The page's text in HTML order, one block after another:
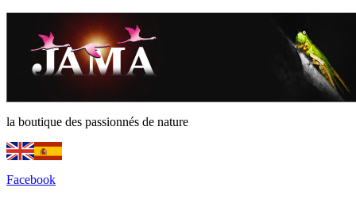
la boutique des passionnés de nature
Facebook